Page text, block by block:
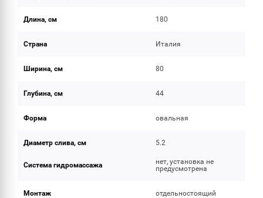
Длина, см 180
Страна Италия
Ширина, см 80
Глубина, см 44
Форма овальная
Диаметр слива, см 5.2
Система гидромассажа
нет, установка не
предусмотрена
Монтаж отдельностоящий